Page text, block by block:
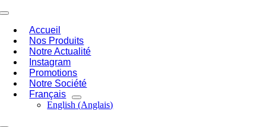
Passer
contenu
Toggle
NavigationAccueil
Nos Produits
Notre Actualité
Instagram
Promotions
Notre Société
Français
English (Anglais)